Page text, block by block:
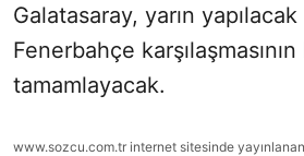
Galatasaray, yarın
Fenerbahçe karşılaşmasının
tamamlayacak.
www.sozcu.com.tr internet sitesinde